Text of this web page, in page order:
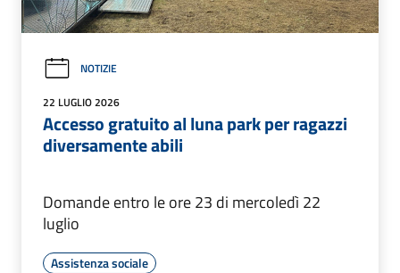
NOTIZIE
22 LUGLIO 2026
Accesso gratuito al luna park per ragazzi
diversamente abili
Domande entro le ore 23 di mercoledì 22
luglio
Assistenza sociale